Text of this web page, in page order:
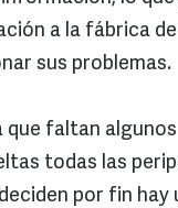
a la fábrica
sus problemas.
que faltan algunos
todas las
por fin hay